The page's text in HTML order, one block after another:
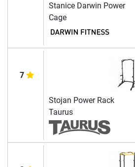
Stanice Darwin Power
Cage
7
Stojan Power Rack
Taurus